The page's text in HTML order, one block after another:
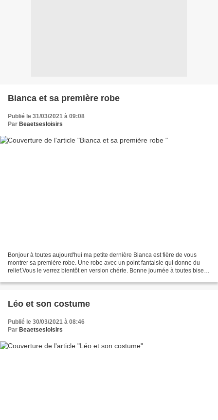
Bianca et sa première robe
Publié le 31/03/2021 à 09:08
Par Beaetsesloisirs
Bonjour à toutes aujourd'hui ma petite dernière Bianca est fière de vous
montrer sa première robe. Une robe avec un point fantaisie qui donne du
relief.Vous le verrez bientôt en version chérie. Bonne journée à toutes bises
Léo et son costume
Publié le 30/03/2021 à 08:46
Par Beaetsesloisirs